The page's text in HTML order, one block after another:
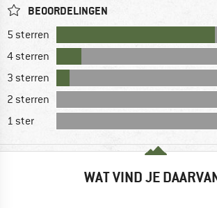
BEOORDELINGEN
5 sterren
4 sterren
3 sterren
2 sterren
1 ster
WAT VIND JE